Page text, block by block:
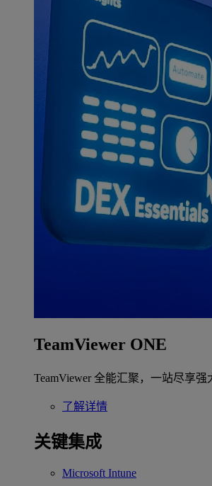
TeamViewer ONE
TeamViewer 全能汇聚，一站尽享强
了解详情
关键集成
Microsoft Intune